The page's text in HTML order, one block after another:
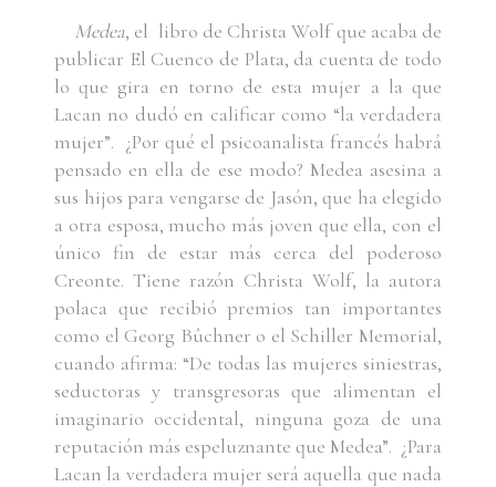
Medea, el libro de Christa Wolf que acaba de
publicar El Cuenco de Plata, da cuenta de todo
lo que gira en torno de esta mujer a la que
Lacan no dudó en calificar como “la verdadera
mujer”. ¿Por qué el psicoanalista francés habrá
pensado en ella de ese modo? Medea asesina a
sus hijos para vengarse de Jasón, que ha elegido
a otra esposa, mucho más joven que ella, con el
único fin de estar más cerca del poderoso
Creonte. Tiene razón Christa Wolf, la autora
polaca que recibió premios tan importantes
como el Georg Bûchner o el Schiller Memorial,
cuando afirma: “De todas las mujeres siniestras,
seductoras y transgresoras que alimentan el
imaginario occidental, ninguna goza de una
reputación más espeluznante que Medea”. ¿Para
Lacan la verdadera mujer será aquella que nada